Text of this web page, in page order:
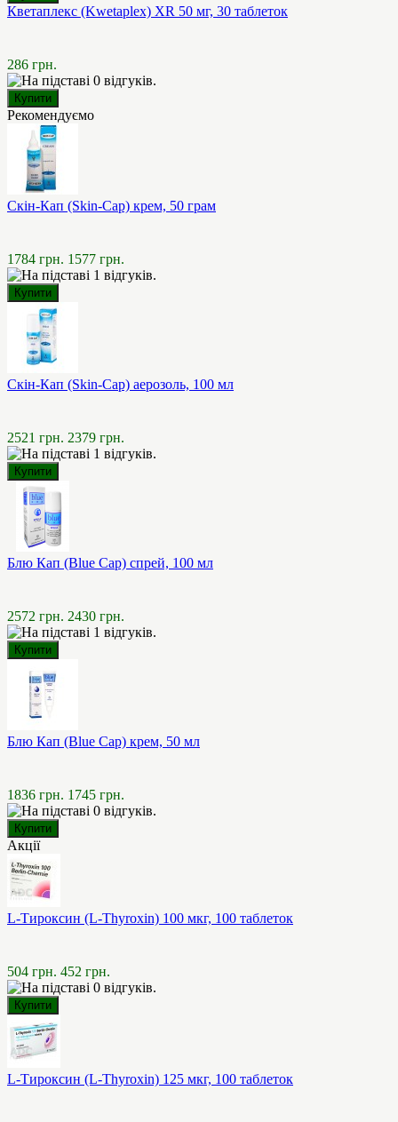
Кветаплекс (Kwetaplex) XR 50 мг, 30 таблеток
286 грн.
Рекомендуємо
Скін-Кап (Skin-Cap) крем, 50 грам
1784 грн. 1577 грн.
Скін-Кап (Skin-Cap) аерозоль, 100 мл
2521 грн. 2379 грн.
Блю Кап (Blue Cap) спрей, 100 мл
2572 грн. 2430 грн.
Блю Кап (Blue Cap) крем, 50 мл
1836 грн. 1745 грн.
Акції
L-Тироксин (L-Thyroxin) 100 мкг, 100 таблеток
504 грн. 452 грн.
L-Тироксин (L-Thyroxin) 125 мкг, 100 таблеток